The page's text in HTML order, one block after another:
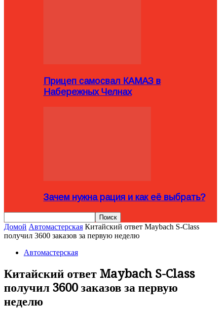
Прицеп самосвал КАМАЗ в
Набережных Челнах
Зачем нужна рация и как её выбрать?
Домой Автомастерская Китайский ответ Maybach S-Class
получил 3600 заказов за первую неделю
Автомастерская
Китайский ответ Maybach S-Class
получил 3600 заказов за первую
неделю